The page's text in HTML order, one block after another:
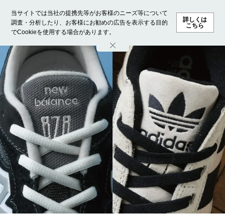
当サイトでは当社の提携先等がお客様のニーズ等について
調査・分析したり、お客様にお勧めの広告を表示する目的
でCookieを使用する場合があります。
詳しくは
こちら
ホーム モデル募集 ランキング ファッション ビューテ